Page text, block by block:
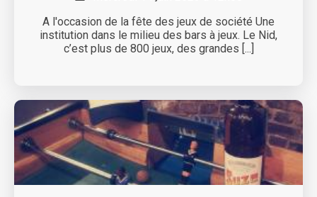
A l'occasion de la fête des jeux de société Une
institution dans le milieu des bars à jeux. Le Nid,
c’est plus de 800 jeux, des grandes [...]